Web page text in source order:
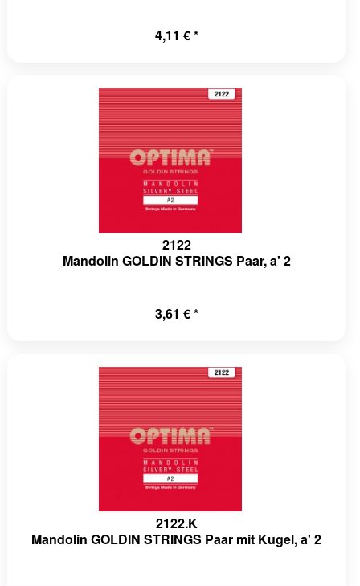
4,11 € *
2122
Mandolin GOLDIN STRINGS Paar, a' 2
3,61 € *
2122.K
Mandolin GOLDIN STRINGS Paar mit Kugel, a' 2